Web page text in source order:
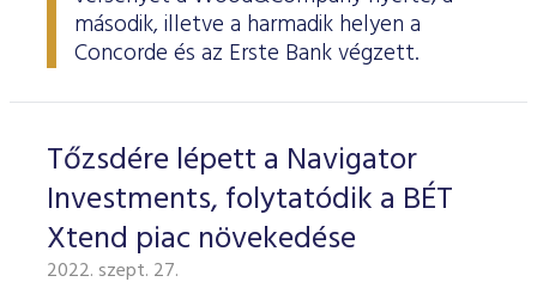
ESG Útmutató
második, illetve a harmadik helyen a
Concorde és az Erste Bank végzett.
Tőzsdére lépett a Navigator
Investments, folytatódik a BÉT
Xtend piac növekedése
2022. szept. 27.